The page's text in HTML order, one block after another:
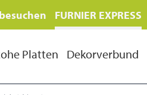
FURNIER EXPRESS
Platten Dekorverbund